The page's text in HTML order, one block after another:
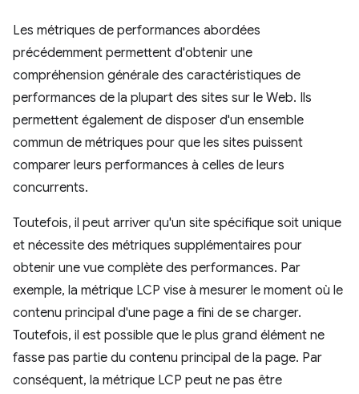
Les métriques de performances abordées
précédemment permettent d'obtenir une
compréhension générale des caractéristiques de
performances de la plupart des sites sur le Web. Ils
permettent également de disposer d'un ensemble
commun de métriques pour que les sites puissent
comparer leurs performances à celles de leurs
concurrents.
Toutefois, il peut arriver qu'un site spécifique soit unique
et nécessite des métriques supplémentaires pour
obtenir une vue complète des performances. Par
exemple, la métrique LCP vise à mesurer le moment où le
contenu principal d'une page a fini de se charger.
Toutefois, il est possible que le plus grand élément ne
fasse pas partie du contenu principal de la page. Par
conséquent, la métrique LCP peut ne pas être